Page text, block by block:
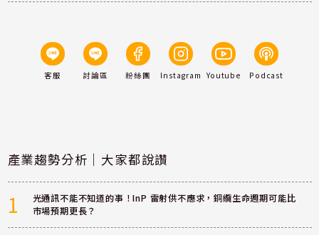
客服 討論區 粉絲團 Instagram Youtube Podcast
產業趨勢分析｜大家都說讚
1
光通訊不能不知道的事！InP 雷射供不應求，銅纜生命週期可能比
市場預期更長？